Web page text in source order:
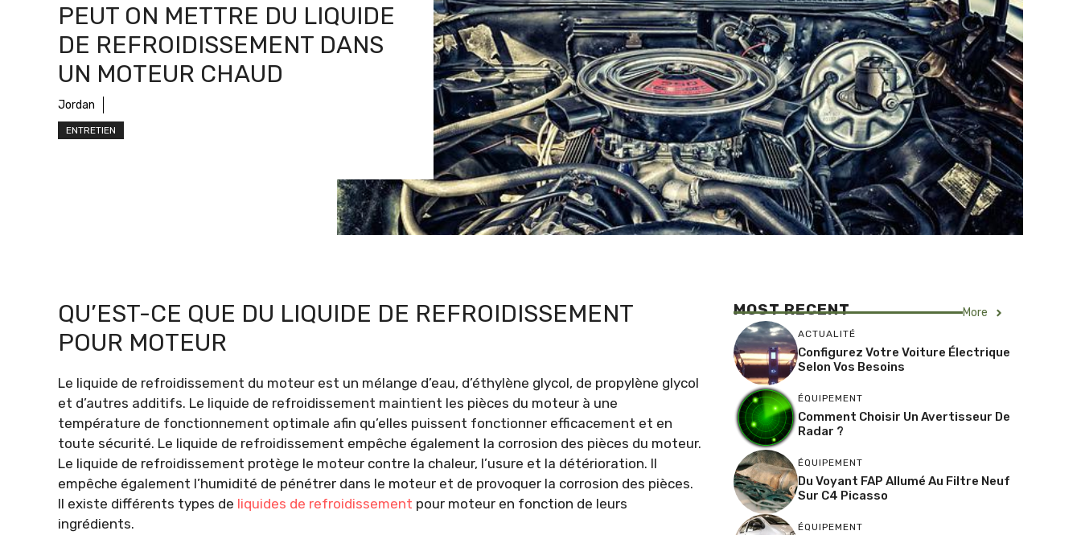
PEUT ON METTRE DU LIQUIDE
DE REFROIDISSEMENT DANS
UN MOTEUR CHAUD
Jordan
ENTRETIEN
QU’EST-CE QUE DU LIQUIDE DE REFROIDISSEMENT
POUR MOTEUR
Le liquide de refroidissement du moteur est un mélange d’eau, d’éthylène glycol, de propylène glycol
et d’autres additifs. Le liquide de refroidissement maintient les pièces du moteur à une
température de fonctionnement optimale afin qu’elles puissent fonctionner efficacement et en
toute sécurité. Le liquide de refroidissement empêche également la corrosion des pièces du moteur.
Le liquide de refroidissement protège le moteur contre la chaleur, l’usure et la détérioration. Il
empêche également l’humidité de pénétrer dans le moteur et de provoquer la corrosion des pièces.
Il existe différents types de liquides de refroidissement pour moteur en fonction de leurs
ingrédients.
MOST RECENT More
ACTUALITÉ
Configurez Votre Voiture Électrique
Selon Vos Besoins
ÉQUIPEMENT
Comment Choisir Un Avertisseur De
Radar ?
ÉQUIPEMENT
Du Voyant FAP Allumé Au Filtre Neuf
Sur C4 Picasso
ÉQUIPEMENT